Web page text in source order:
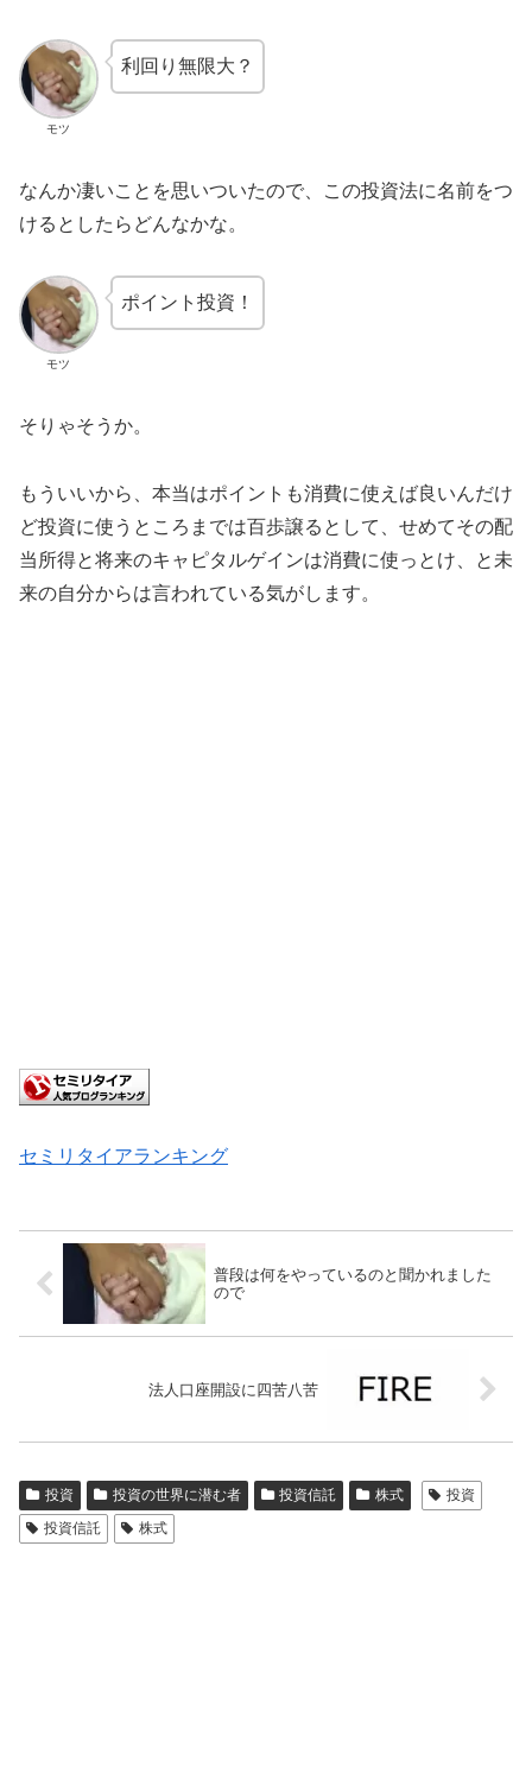
モツ
利回り無限大？
なんか凄いことを思いついたので、この投資法に名前をつ
けるとしたらどんなかな。
モツ
ポイント投資！
そりゃそうか。
もういいから、本当はポイントも消費に使えば良いんだけ
ど投資に使うところまでは百歩譲るとして、せめてその配
当所得と将来のキャピタルゲインは消費に使っとけ、と未
来の自分からは言われている気がします。
セミリタイアランキング
普段は何をやっているのと聞かれました
ので
法人口座開設に四苦八苦
投資 投資の世界に潜む者 投資信託 株式
投資
投資信託
株式